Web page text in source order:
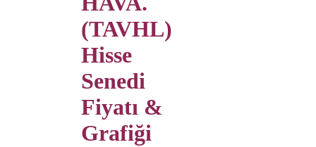
(TAVHL)
Hisse
Senedi
Fiyatı &
Grafiği